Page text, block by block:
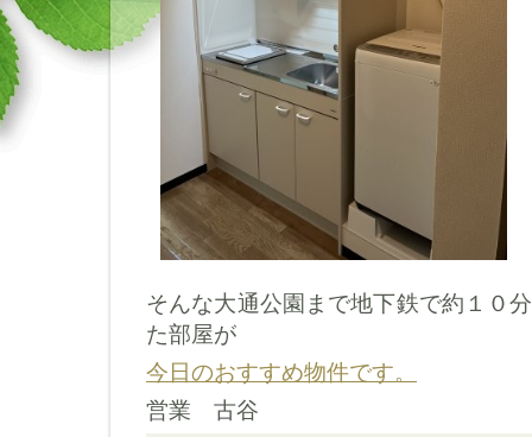
そんな大通公園まで地下鉄で約１０
た部屋が
今日のおすすめ物件です。
営業 古谷